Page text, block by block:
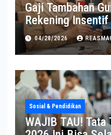
Gaji Tambahan
Rekening
Diperpanjang
04/28/2026
Sosial & Pendidikan
WAJIB TAU!